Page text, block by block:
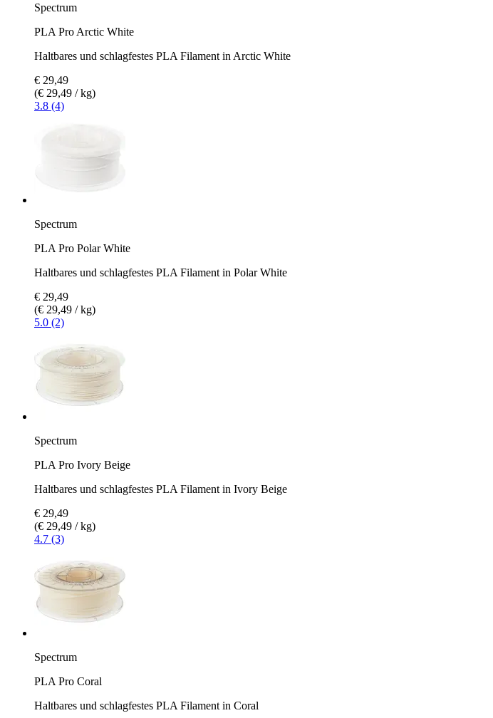
Spectrum
PLA Pro Arctic White
Haltbares und schlagfestes PLA Filament in Arctic White
€ 29,49
(€ 29,49 / kg)
3.8 (4)
Spectrum
PLA Pro Polar White
Haltbares und schlagfestes PLA Filament in Polar White
€ 29,49
(€ 29,49 / kg)
5.0 (2)
Spectrum
PLA Pro Ivory Beige
Haltbares und schlagfestes PLA Filament in Ivory Beige
€ 29,49
(€ 29,49 / kg)
4.7 (3)
Spectrum
PLA Pro Coral
Haltbares und schlagfestes PLA Filament in Coral